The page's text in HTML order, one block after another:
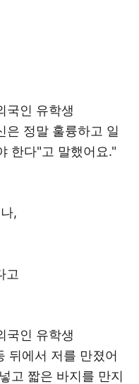
국인 유학생
은 정말 훌륭하고 일
한다"고 말했어요."
,
고
국인 유학생
뒤에서 저를 만졌어
고 짧은 바지를 만지